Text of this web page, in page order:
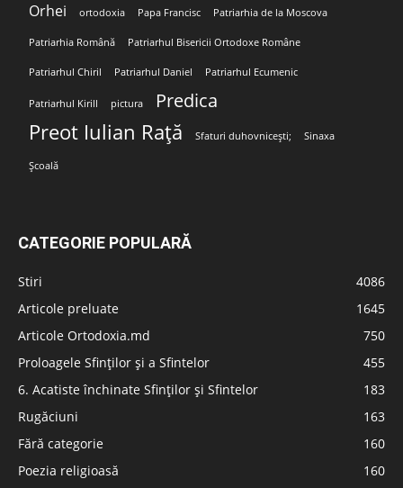
Orhei ortodoxia Papa Francisc Patriarhia de la Moscova
Patriarhia Română Patriarhul Bisericii Ortodoxe Române
Patriarhul Chiril Patriarhul Daniel Patriarhul Ecumenic
Patriarhul Kirill pictura Predica
Preot Iulian Rață Sfaturi duhovnicești; Sinaxa
Școală
CATEGORIE POPULARĂ
Stiri
4086
Articole preluate
1645
Articole Ortodoxia.md
750
Proloagele Sfinților și a Sfintelor
455
6. Acatiste închinate Sfinților și Sfintelor
183
Rugăciuni
163
Fără categorie
160
Poezia religioasă
160